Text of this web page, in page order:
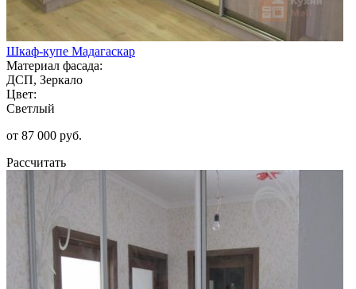
Шкаф-купе Мадагаскар
Материал фасада:
ДСП, Зеркало
Цвет:
Светлый
от 87 000 руб.
Рассчитать